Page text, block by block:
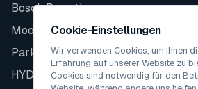
Bosch Rexroth
Moog
Parker
HYDAC
Cookie-Einstellungen
Wir verwenden Cookies, um Ihnen
Erfahrung auf unserer Website zu
Cookies sind notwendig für den